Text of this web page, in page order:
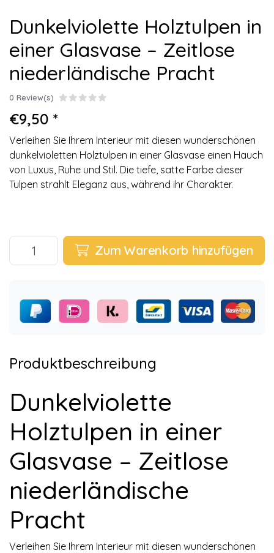
Dunkelviolette Holztulpen in
einer Glasvase – Zeitlose
niederländische Pracht
0 Review(s)
€9,50 *
Verleihen Sie Ihrem Interieur mit diesen wunderschönen
dunkelvioletten Holztulpen in einer Glasvase einen Hauch
von Luxus, Ruhe und Stil. Die tiefe, satte Farbe dieser
Tulpen strahlt Eleganz aus, während ihr Charakter.
Zum Warenkorb hinzufügen
Produktbeschreibung
Dunkelviolette
Holztulpen in einer
Glasvase – Zeitlose
niederländische
Pracht
Verleihen Sie Ihrem Interieur mit diesen wunderschönen